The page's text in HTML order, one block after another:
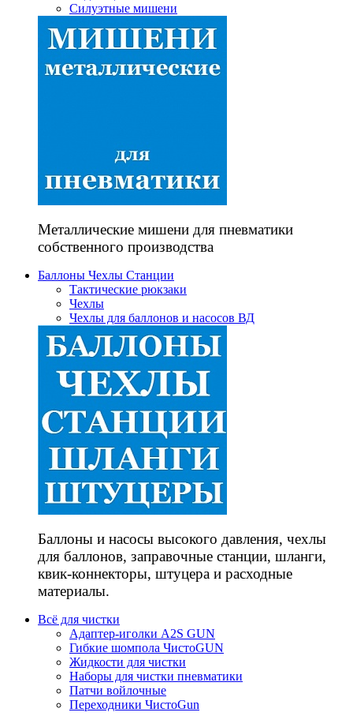
Силуэтные мишени
Металлические мишени для пневматики
собственного производства
Баллоны Чехлы Станции
Тактические рюкзаки
Чехлы
Чехлы для баллонов и насосов ВД
Баллоны и насосы высокого давления, чехлы
для баллонов, заправочные станции, шланги,
квик-коннекторы, штуцера и расходные
материалы.
Всё для чистки
Адаптер-иголки A2S GUN
Гибкие шомпола ЧистоGUN
Жидкости для чистки
Наборы для чистки пневматики
Патчи войлочные
Переходники ЧистоGun